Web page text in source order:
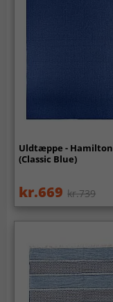
Uldtæppe - Hamilton
(Classic Blue)
kr.669 kr.739